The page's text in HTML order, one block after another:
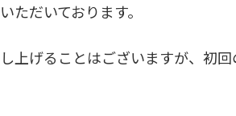
だいております。
上げることはございますが、初